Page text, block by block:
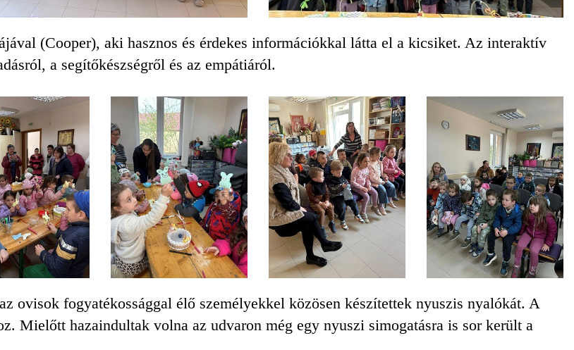
(Cooper), aki hasznos és érdekes információkkal látta el a kicsiket. Az interaktív
a segítőkészségről és az empátiáról.
ovisok fogyatékossággal élő személyekkel közösen készítettek nyuszis nyalókát. A
Mielőtt hazaindultak volna az udvaron még egy nyuszi simogatásra is sor került a